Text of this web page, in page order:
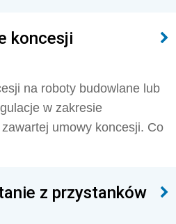
koncesji
na roboty budowlane lub
w zakresie
umowy koncesji. Co
z przystanków